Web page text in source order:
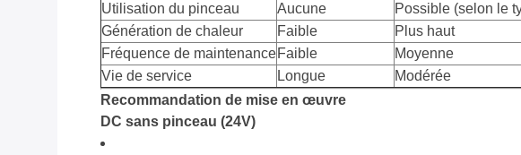
Utilisation du pinceau
Aucune
Possible (selon le
Génération de chaleur
Faible
Plus haut
Fréquence de maintenanceFaible
Moyenne
Vie de service
Longue
Modérée
Recommandation de mise en œuvre
DC sans pinceau (24V)